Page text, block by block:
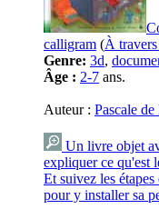
calligram (À
Genre: 3d,
Âge : 2-7 ans.
Auteur : Pascale
Un livre objet
expliquer ce qu'est
Et suivez les
pour y installer sa